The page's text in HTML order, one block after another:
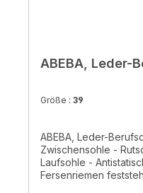
ABEBA, Leder-
Größe : 39
ABEBA, Leder-
Zwischensohle -
Laufsohle -
Fersenriemen